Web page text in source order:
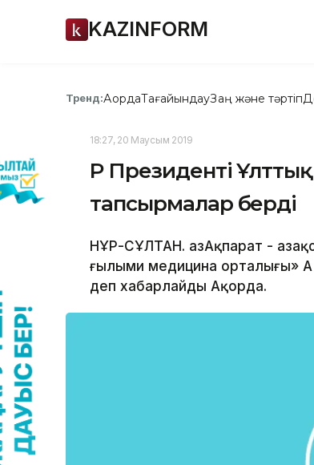
KAZINFORM
Тренд:АқордаТағайындауЗаң және тәртіп
18:27, 20 Маусым 2019
ҚР Президенті
тапсырмалар берді
НҰР-СҰЛТАН. ҚазАқпарат -
ғылыми медицина орталығы»
деп хабарлайды Ақорда.